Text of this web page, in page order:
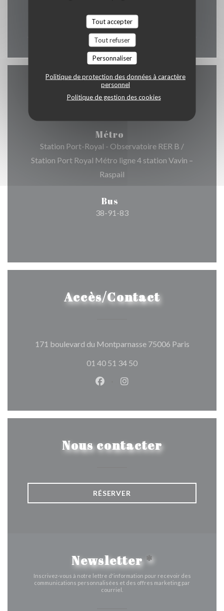
Tout accepter
Tout refuser
Personnaliser
Politique de protection des données à caractère
personnel
Politique de gestion des cookies
12h00 - 00h00
Accès
Métro
Station Port-Royal - Observatoire RER B /
Station Port Royal Métro ligne 4 station Vavin –
Raspail
Bus
38-91-83
Accès/Contact
171 boulevard du Montparnasse 75006 Paris((ouvre
01 40 51 34 50
Facebook ((ouvre une
Instagram ((ouvre une
Nous contacter
RÉSERVER
Newsletter*
Inscrivez-vous à notre lettre d'information pour recevoir des
communications personnalisées et des offres marketing par
courriel.